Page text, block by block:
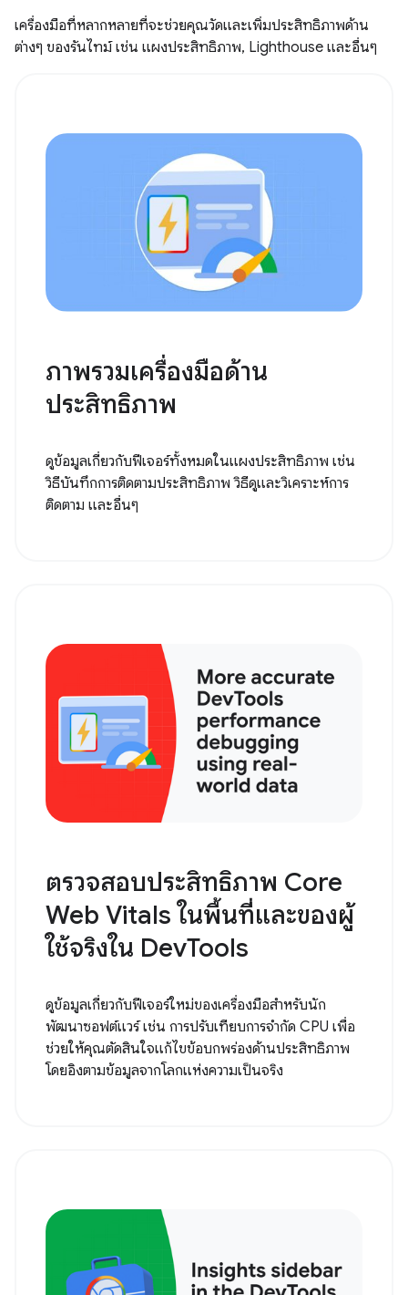
เครื่องมือที่หลากหลายที่จะช่วยคุณวัดและเพิ่มประสิทธิภาพด้าน
ต่างๆ ของรันไทม์ เช่น แผงประสิทธิภาพ, Lighthouse และอื่นๆ
ภาพรวมเครื่องมือด้าน
ประสิทธิภาพ
ดูข้อมูลเกี่ยวกับฟีเจอร์ทั้งหมดในแผงประสิทธิภาพ เช่น
วิธีบันทึกการติดตามประสิทธิภาพ วิธีดูและวิเคราะห์การ
ติดตาม และอื่นๆ
ตรวจสอบประสิทธิภาพ Core
Web Vitals ในพื้นที่และของผู้
ใช้จริงใน DevTools
ดูข้อมูลเกี่ยวกับฟีเจอร์ใหม่ของเครื่องมือสำหรับนัก
พัฒนาซอฟต์แวร์ เช่น การปรับเทียบการจำกัด CPU เพื่อ
ช่วยให้คุณตัดสินใจแก้ไขข้อบกพร่องด้านประสิทธิภาพ
โดยอิงตามข้อมูลจากโลกแห่งความเป็นจริง